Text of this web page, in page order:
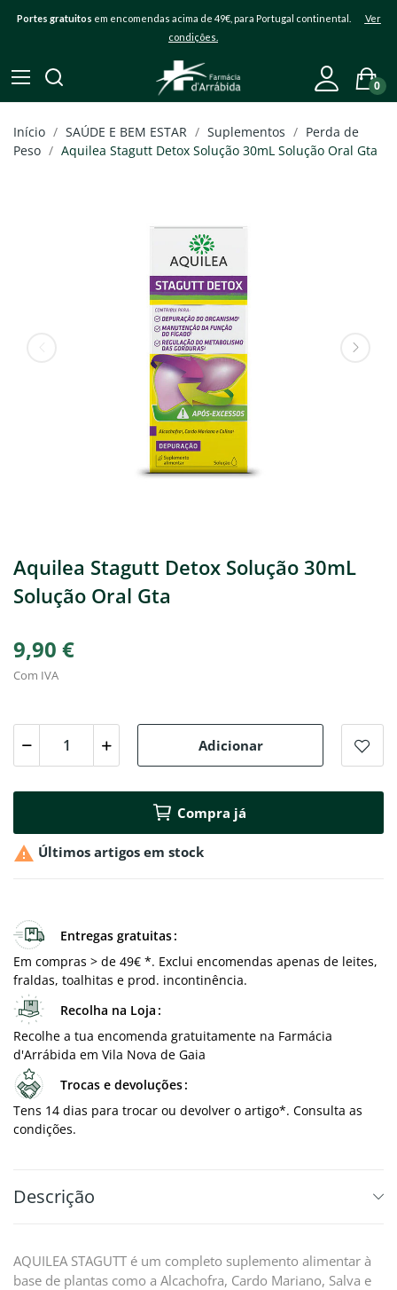
Portes gratuitos em encomendas acima de 49€, para Portugal continental. Ver
condições.
0
Início SAÚDE E BEM ESTAR Suplementos
Perda de
Peso
Aquilea Stagutt Detox Solução 30mL Solução Oral Gta
Aquilea Stagutt Detox Solução 30mL
Solução Oral Gta
9,90 €
Com IVA
Adicionar
Compra já
 Últimos artigos em stock
Entregas gratuitas
Em compras > de 49€ *. Exclui encomendas apenas de leites,
fraldas, toalhitas e prod. incontinência.
Recolha na Loja
Recolhe a tua encomenda gratuitamente na Farmácia
d'Arrábida em Vila Nova de Gaia
Trocas e devoluções
Tens 14 dias para trocar ou devolver o artigo*. Consulta as
condições.
Descrição
AQUILEA STAGUTT é um completo suplemento alimentar à
base de plantas como a Alcachofra, Cardo Mariano, Salva e